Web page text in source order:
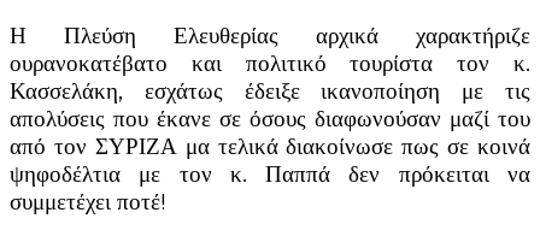
Η Πλεύση Ελευθερίας αρχικά χαρακτήριζε
ουρανοκατέβατο και πολιτικό τουρίστα τον κ.
Κασσελάκη, εσχάτως έδειξε ικανοποίηση με τις
απολύσεις που έκανε σε όσους διαφωνούσαν μαζί του
από τον ΣΥΡΙΖΑ μα τελικά διακοίνωσε πως σε κοινά
ψηφοδέλτια με τον κ. Παππά δεν πρόκειται να
συμμετέχει ποτέ!